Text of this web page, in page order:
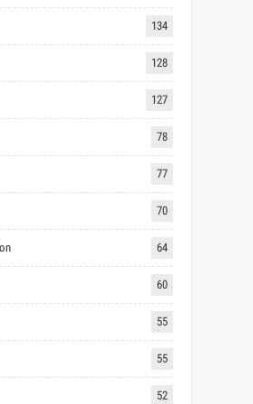
134
128
127
78
77
70
64
60
55
55
52